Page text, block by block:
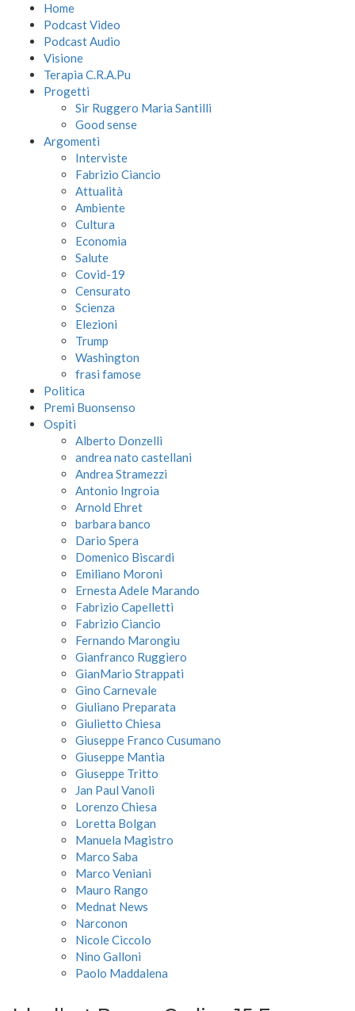
Home
Podcast Video
Podcast Audio
Visione
Terapia C.R.A.Pu
Progetti
Sir Ruggero Maria Santilli
Good sense
Argomenti
Interviste
Fabrizio Ciancio
Attualità
Ambiente
Cultura
Economia
Salute
Covid-19
Censurato
Scienza
Elezioni
Trump
Washington
frasi famose
Politica
Premi Buonsenso
Ospiti
Alberto Donzelli
andrea nato castellani
Andrea Stramezzi
Antonio Ingroia
Arnold Ehret
barbara banco
Dario Spera
Domenico Biscardi
Emiliano Moroni
Ernesta Adele Marando
Fabrizio Capelletti
Fabrizio Ciancio
Fernando Marongiu
Gianfranco Ruggiero
GianMario Strappati
Gino Carnevale
Giuliano Preparata
Giulietto Chiesa
Giuseppe Franco Cusumano
Giuseppe Mantia
Giuseppe Tritto
Jan Paul Vanoli
Lorenzo Chiesa
Loretta Bolgan
Manuela Magistro
Marco Saba
Marco Veniani
Mauro Rango
Mednat News
Narconon
Nicole Ciccolo
Nino Galloni
Paolo Maddalena